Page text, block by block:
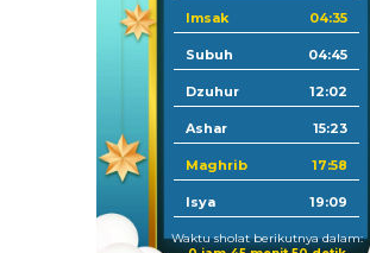
Imsak 04:35
Subuh 04:45
Dzuhur 12:02
Ashar 15:23
Maghrib 17:58
Isya 19:09
Waktu sholat berikutnya dalam: